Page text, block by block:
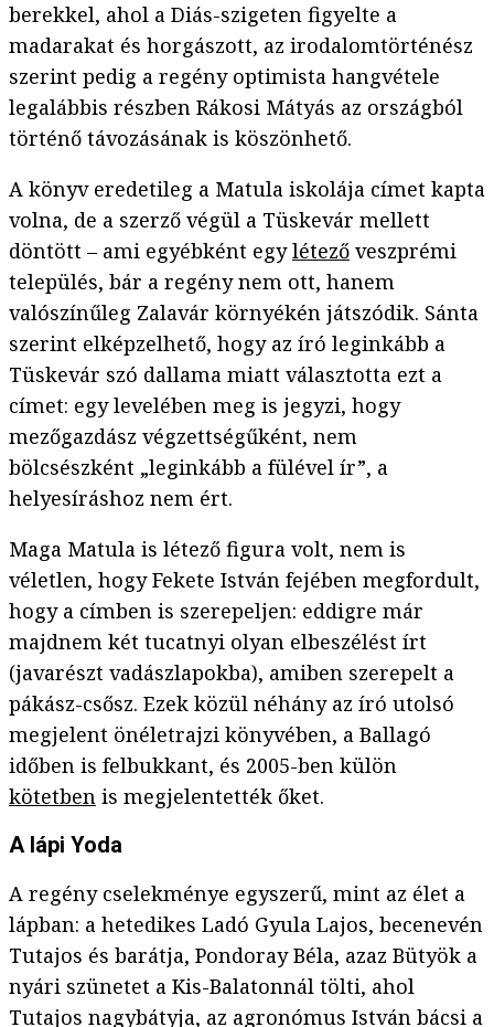
berekkel, ahol a Diás-szigeten figyelte a
madarakat és horgászott, az irodalomtörténész
szerint pedig a regény optimista hangvétele
legalábbis részben Rákosi Mátyás az országból
történő távozásának is köszönhető.
A könyv eredetileg a Matula iskolája címet kapta
volna, de a szerző végül a Tüskevár mellett
döntött – ami egyébként egylétező veszprémi
település, bár a regény nem ott, hanem
valószínűleg Zalavár környékén játszódik. Sánta
szerint elképzelhető, hogy az író leginkább a
Tüskevár szó dallama miatt választotta ezt a
címet: egy levelében meg is jegyzi, hogy
mezőgazdász végzettségűként, nem
bölcsészként „leginkább a fülével ír”, a
helyesíráshoz nem ért.
Maga Matula is létező figura volt, nem is
véletlen, hogy Fekete István fejében megfordult,
hogy a címben is szerepeljen: eddigre már
majdnem két tucatnyi olyan elbeszélést írt
(javarészt vadászlapokba), amiben szerepelt a
pákász-csősz. Ezek közül néhány az író utolsó
megjelent önéletrajzi könyvében, a Ballagó
időben is felbukkant, és 2005-ben külön
kötetben is megjelentették őket.
A lápi Yoda
A regény cselekménye egyszerű, mint az élet a
lápban: a hetedikes Ladó Gyula Lajos, becenevén
Tutajos és barátja, Pondoray Béla, azaz Bütyök a
nyári szünetet a Kis-Balatonnál tölti, ahol
Tutajos nagybátyja, az agronómus István bácsi a